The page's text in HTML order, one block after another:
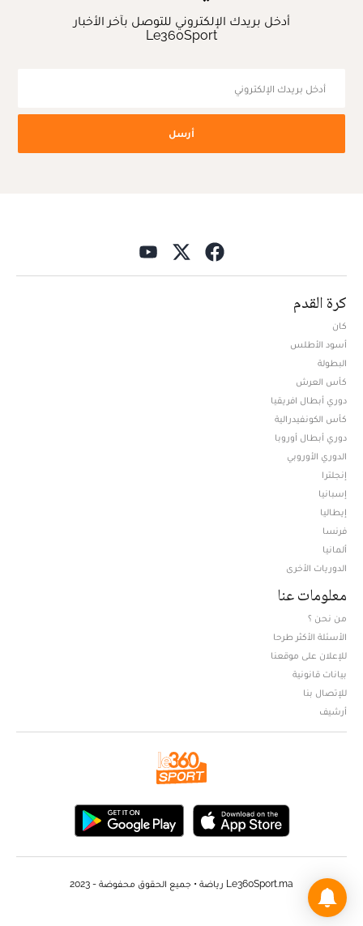
أدخل بريدك الإلكتروني للتوصل بآخر الأخبار
Le360Sport
أرسل
كرة القدم
كان
أسود الأطلس
البطولة
كأس العرش
دوري أبطال افريقيا
كأس الكونفيدرالية
دوري أبطال أوروبا
الدوري الأوروبي
إنجلترا
إسبانيا
إيطاليا
فرنسا
ألمانيا
الدوريات الأخرى
معلومات عنا
من نحن ؟
الأسئلة الأكثر طرحا
للإعلان على موقعنا
بيانات قانونية
للإتصال بنا
أرشيف
Le360Sport.ma رياضة • جميع الحقوق محفوضة - 2023